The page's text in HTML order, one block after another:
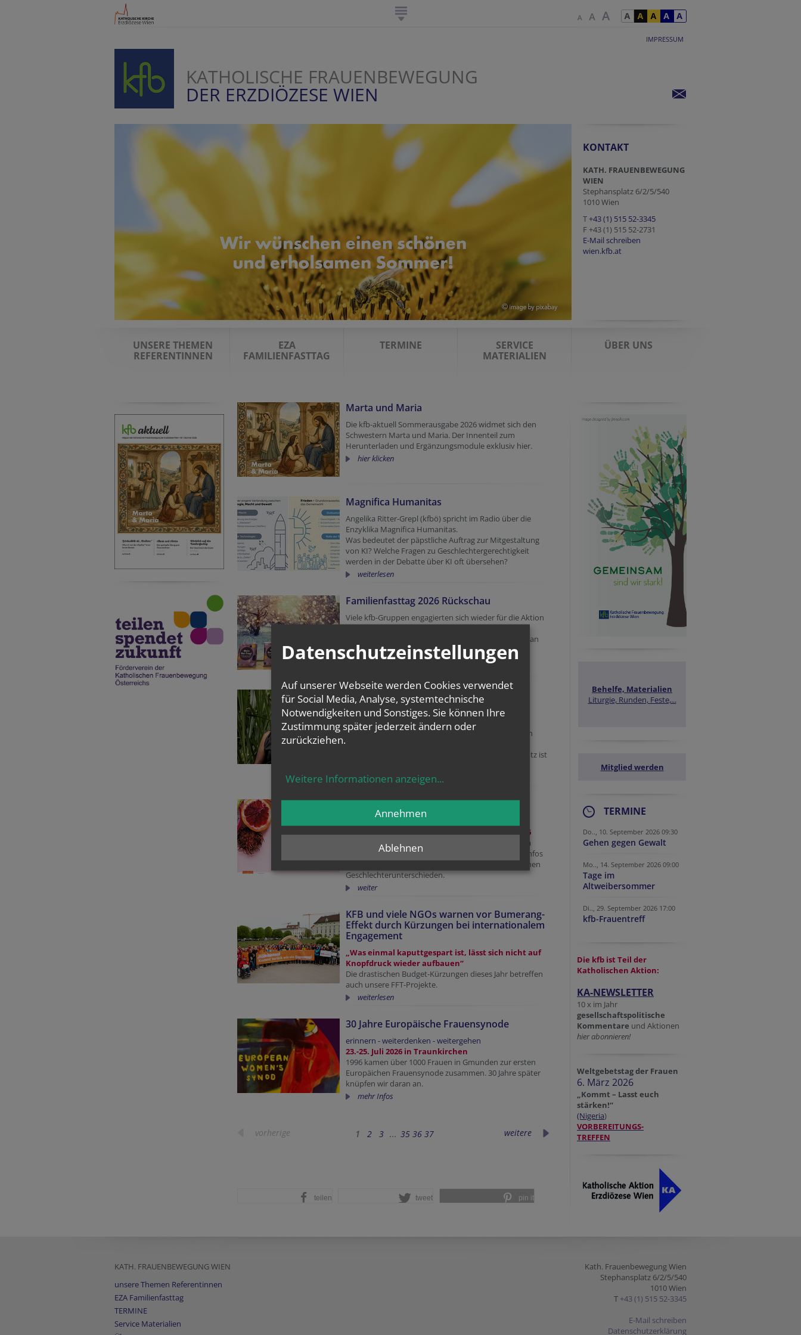
IMPRESSUM
KATHOLISCHE FRAUENBEWEGUNG
DER ERZDIÖZESE WIEN
KONTAKT
KATH. FRAUENBEWEGUNG
WIEN
Stephansplatz 6/2/5/540
1010 Wien
T+43 (1) 515 52-3345
F +43 (1) 515 52-2731
E-Mail schreiben
wien.kfb.at
UNSERE THEMEN
REFERENTINNEN
EZA
FAMILIENFASTTAG
TERMINE
SERVICE
MATERIALIEN
ÜBER UNS
Marta und Maria
Die kfb-aktuell Sommerausgabe 2026 widmet sich den
Schwestern Marta und Maria. Der Innenteil zum
Herunterladen und Ergänzungsmodule exklusiv hier.
hier klicken
Magnifica Humanitas
Angelika Ritter-Grepl (kfbö) spricht im Radio über die
Enzyklika Magnifica Humanitas.
Was bedeutet der päpstliche Auftrag zur Mitgestaltung
von KI? Welche Fragen zu Geschlechtergerechtigkeit
werden in der Debatte über KI oft übersehen?
weiterlesen
Familienfasttag 2026 Rückschau
Viele kfb-Gruppen engagierten sich wieder für die Aktion
Familienfasttag, um unsere Projektpartnerinnen im
globalen Süden zu unterstützen. Ein riesiges DANKE an
alle fleißigen Sammlerinnen!
Hier geht's zu den Fotos und Berichten
20. Mai: Ein historischer Tag
Klimagerechtigkeit ist Schöpfungsverantwortung –
Österreich hat JA gesagt!
Die UN-Generalversammlung hat die Klimaresulution
höchste Gericht der Welt hat gesprochen. Klimaschutz ist
weiterlesen
"Frauengesundheit ist anders.
Männergesundheit auch."
Bericht und Fotos vom Impulstag am 9. Mai 2026
35 Teilnehmerinnen erfuhren von MMag.a Katharina
Hotter vom Gesundheitszentrum FEM spannende Infos
zu Gendermedizin, also zu relevanten gesundheitlichen
Geschlechterunterschieden.
weiter
KFB und viele NGOs warnen vor Bumerang-
Effekt durch Kürzungen bei internationalem
Engagement
„Was einmal kaputtgespart ist, lässt sich nicht auf
Knopfdruck wieder aufbauen“
Die drastischen Budget-Kürzungen dieses Jahr betreffen
auch unsere FFT-Projekte.
weiterlesen
30 Jahre Europäische Frauensynode
erinnern - weiterdenken - weitergehen
23.-25. Juli 2026 in Traunkirchen
1996 kamen über 1000 Frauen in Gmunden zur ersten
Europäichen Frauensynode zusammen. 30 Jahre später
knüpfen wir daran an.
mehr Infos
vorherige 1 2 3 ... 35 36 37 weitere
teilen tweet pin it
Behelfe, Materialien
Liturgie, Runden, Feste,...
Mitglied werden
TERMINE
Do.., 10. September 2026 09:30
Gehen gegen Gewalt
Mo.., 14. September 2026 09:00
Tage im
Altweibersommer
Di.., 29. September 2026 17:00
kfb-Frauentreff
Die kfb ist Teil der
Katholischen Aktion:
KA-NEWSLETTER
10 x im Jahr
gesellschaftspolitische
Kommentare und Aktionen
hier abonnieren!
Weltgebetstag der Frauen
6. März 2026
„Kommt – Lasst euch
stärken!“
(Nigeria)
VORBEREITUNGS-
TREFFEN
KATH. FRAUENBEWEGUNG WIEN
unsere Themen Referentinnen
EZA Familienfasttag
TERMINE
Service Materialien
Kath. Frauenbewegung Wien
Stephansplatz 6/2/5/540
1010 Wien
T +43 (1) 515 52-3345
E-Mail schreiben
Datenschutzerklärung
Datenschutzeinstellungen
Auf unserer Webseite werden Cookies verwendet
für Social Media, Analyse, systemtechnische
Notwendigkeiten und Sonstiges. Sie können Ihre
Zustimmung später jederzeit ändern oder
zurückziehen.
Weitere Informationen anzeigen...
Ablehnen
Annehmen